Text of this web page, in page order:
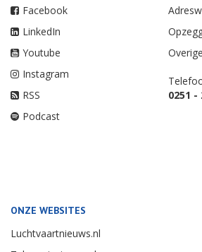
Facebook
LinkedIn
Youtube
Instagram
RSS
Podcast
0251 -
ONZE WEBSITES
Luchtvaartnieuws.nl